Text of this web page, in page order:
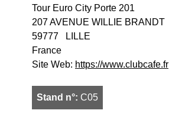
Tour Euro City Porte 201
207 AVENUE WILLIE BRANDT
59777
LILLE
France
Site Web: https://www.clubcafe.fr
Stand n°: C05